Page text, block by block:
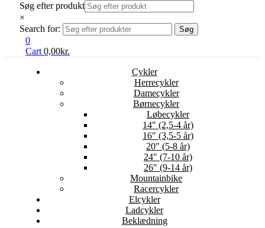
Søg efter produkt
×
Search for:
Søg
0
Cart 0,00kr.
Cykler
Herrecykler
Damecykler
Børnecykler
Løbecykler
14″ (2,5-4 år)
16″ (3,5-5 år)
20″ (5-8 år)
24″ (7-10 år)
26″ (9-14 år)
Mountainbike
Racercykler
Elcykler
Ladcykler
Beklædning